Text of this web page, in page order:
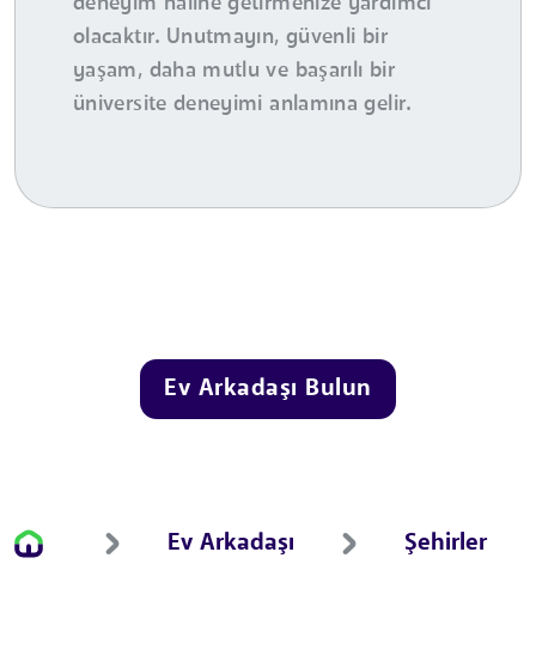
olacaktır. Unutmayın, güvenli bir
yaşam, daha mutlu ve başarılı bir
üniversite deneyimi anlamına gelir.
Ev Arkadaşı Bulun
Ev Arkadaşı Şehirler